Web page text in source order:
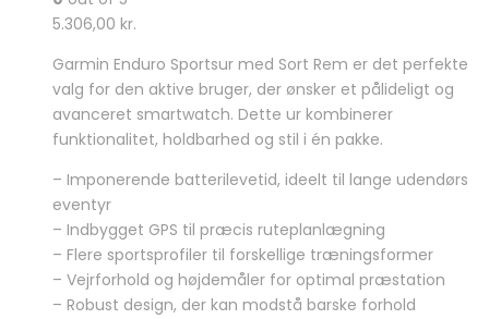
5.306,00 kr.
Garmin Enduro Sportsur med Sort Rem er det perfekte
valg for den aktive bruger, der ønsker et pålideligt og
avanceret smartwatch. Dette ur kombinerer
funktionalitet, holdbarhed og stil i én pakke.
– Imponerende batterilevetid, ideelt til lange udendørs
eventyr
– Indbygget GPS til præcis ruteplanlægning
– Flere sportsprofiler til forskellige træningsformer
– Vejrforhold og højdemåler for optimal præstation
– Robust design, der kan modstå barske forhold